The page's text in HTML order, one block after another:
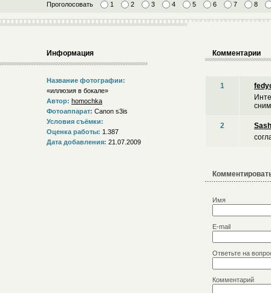
Проголосовать 1 2 3 4 5 6 7 8
Информация
Название фотографии:
«иллюзия в бокале»
Автор: homochka
Фотоаппарат: Canon s3is
Условия съёмки:
Оценка работы: 1.387
Дата добавления: 21.07.2009
Комментарии
1
2
Имя
E-mail
Ответьте на
Комментарий